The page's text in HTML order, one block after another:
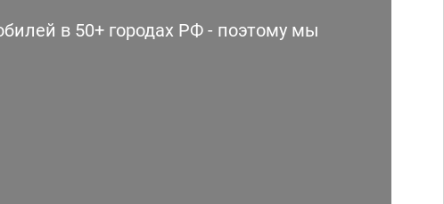
в 50+ городах РФ - поэтому мы